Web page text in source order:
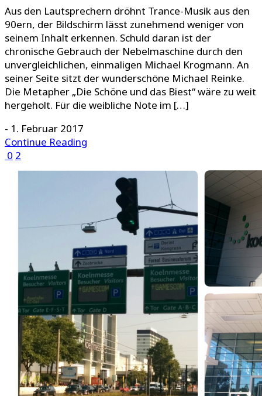
Aus den Lautsprechern dröhnt Trance-Musik aus den
90ern, der Bildschirm lässt zunehmend weniger von
seinem Inhalt erkennen. Schuld daran ist der
chronische Gebrauch der Nebelmaschine durch den
unvergleichlichen, einmaligen Michael Krogmann. An
seiner Seite sitzt der wunderschöne Michael Reinke.
Die Metapher „Die Schöne und das Biest“ wäre zu weit
hergeholt. Für die weibliche Note im […]
- 1. Februar 2017
Continue Reading
0 2